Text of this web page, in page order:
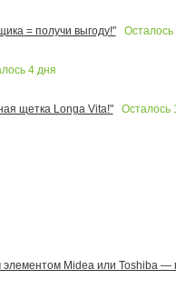
= получи выгоду!"
Осталось
4дня
щетка Longa Vita!"
Осталось
Midea или Toshiba —